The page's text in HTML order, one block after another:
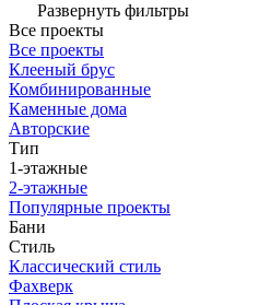
Развернуть фильтры
Все проекты
Все проекты
Клееный брус
Комбинированные
Каменные дома
Авторские
Тип
1-этажные
2-этажные
Популярные проекты
Бани
Стиль
Классический стиль
Фахверк